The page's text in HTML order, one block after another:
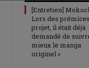
[Entretien]
Lors des
projet, il était déjà
demandé de
mieux le manga
originel.»